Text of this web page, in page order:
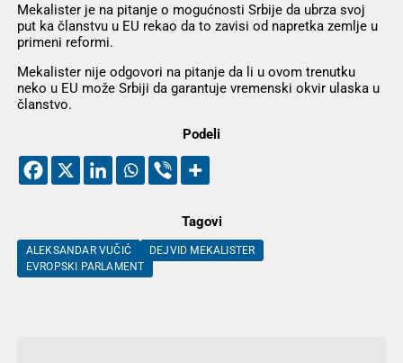
Mekalister je na pitanje o mogućnosti Srbije da ubrza svoj
put ka članstvu u EU rekao da to zavisi od napretka zemlje u
primeni reformi.
Mekalister nije odgovori na pitanje da li u ovom trenutku
neko u EU može Srbiji da garantuje vremenski okvir ulaska u
članstvo.
Podeli
Tagovi
ALEKSANDAR VUČIĆ
DEJVID MEKALISTER
EVROPSKI PARLAMENT